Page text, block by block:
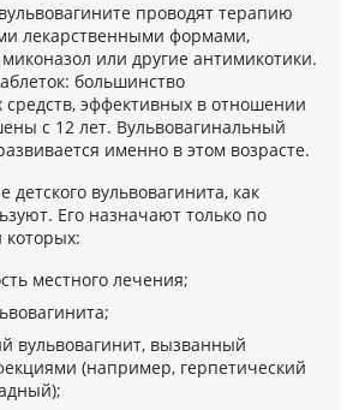
проводят терапию
лекарственными формами,
или другие антимикотики.
большинство
средств, эффективных в отношении
с 12 лет. Вульвовагинальный
именно в этом возрасте.
вульвовагинита, как
Его назначают только по
которых:
местного лечения;
вульвовагинит, вызванный
(например, герпетический